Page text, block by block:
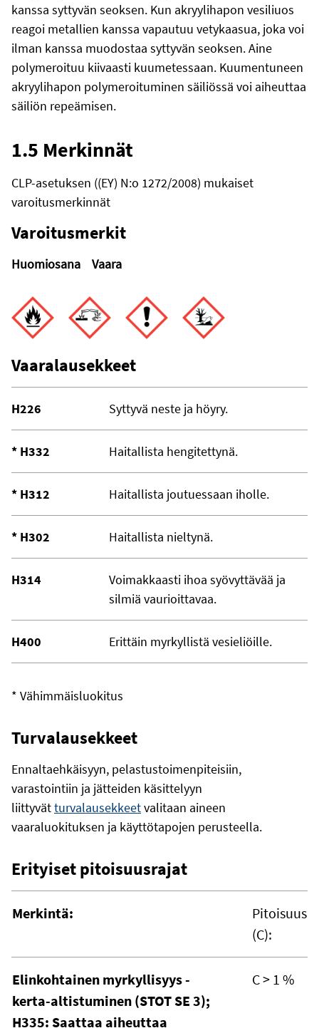
kanssa syttyvän seoksen. Kun akryylihapon vesiliuos
reagoi metallien kanssa vapautuu vetykaasua, joka voi
ilman kanssa muodostaa syttyvän seoksen. Aine
polymeroituu kiivaasti kuumetessaan. Kuumentuneen
akryylihapon polymeroituminen säiliössä voi aiheuttaa
säiliön repeämisen.
1.5 Merkinnät
CLP-asetuksen ((EY) N:o 1272/2008) mukaiset
varoitusmerkinnät
Varoitusmerkit
Huomiosana Vaara
Vaaralausekkeet
H226 Syttyvä neste ja höyry.
* H332 Haitallista hengitettynä.
* H312 Haitallista joutuessaan iholle.
* H302 Haitallista nieltynä.
H314
Voimakkaasti ihoa syövyttävää ja
silmiä vaurioittavaa.
H400 Erittäin myrkyllistä vesieliöille.
* Vähimmäisluokitus
Turvalausekkeet
Ennaltaehkäisyyn, pelastustoimenpiteisiin,
varastointiin ja jätteiden käsittelyyn
liittyvätturvalausekkeetvalitaan aineen
vaaraluokituksen ja käyttötapojen perusteella.
Erityiset pitoisuusrajat
Merkintä:
Pitoisuus
(C):
Elinkohtainen myrkyllisyys -
kerta-altistuminen (STOT SE 3);
H335: Saattaa aiheuttaa
C > 1 %